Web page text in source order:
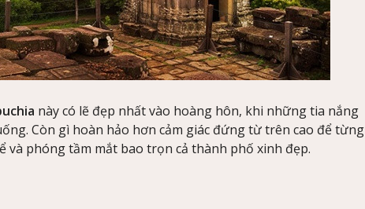
này có lẽ đẹp nhất vào hoàng hôn, khi những tia nắng
Còn gì hoàn hảo hơn cảm giác đứng từ trên cao để từng
và phóng tầm mắt bao trọn cả thành phố xinh đẹp.